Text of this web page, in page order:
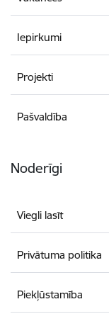
Iepirkumi
Projekti
Pašvaldība
Noderīgi
Viegli lasīt
Privātuma politika
Piekļūstamība